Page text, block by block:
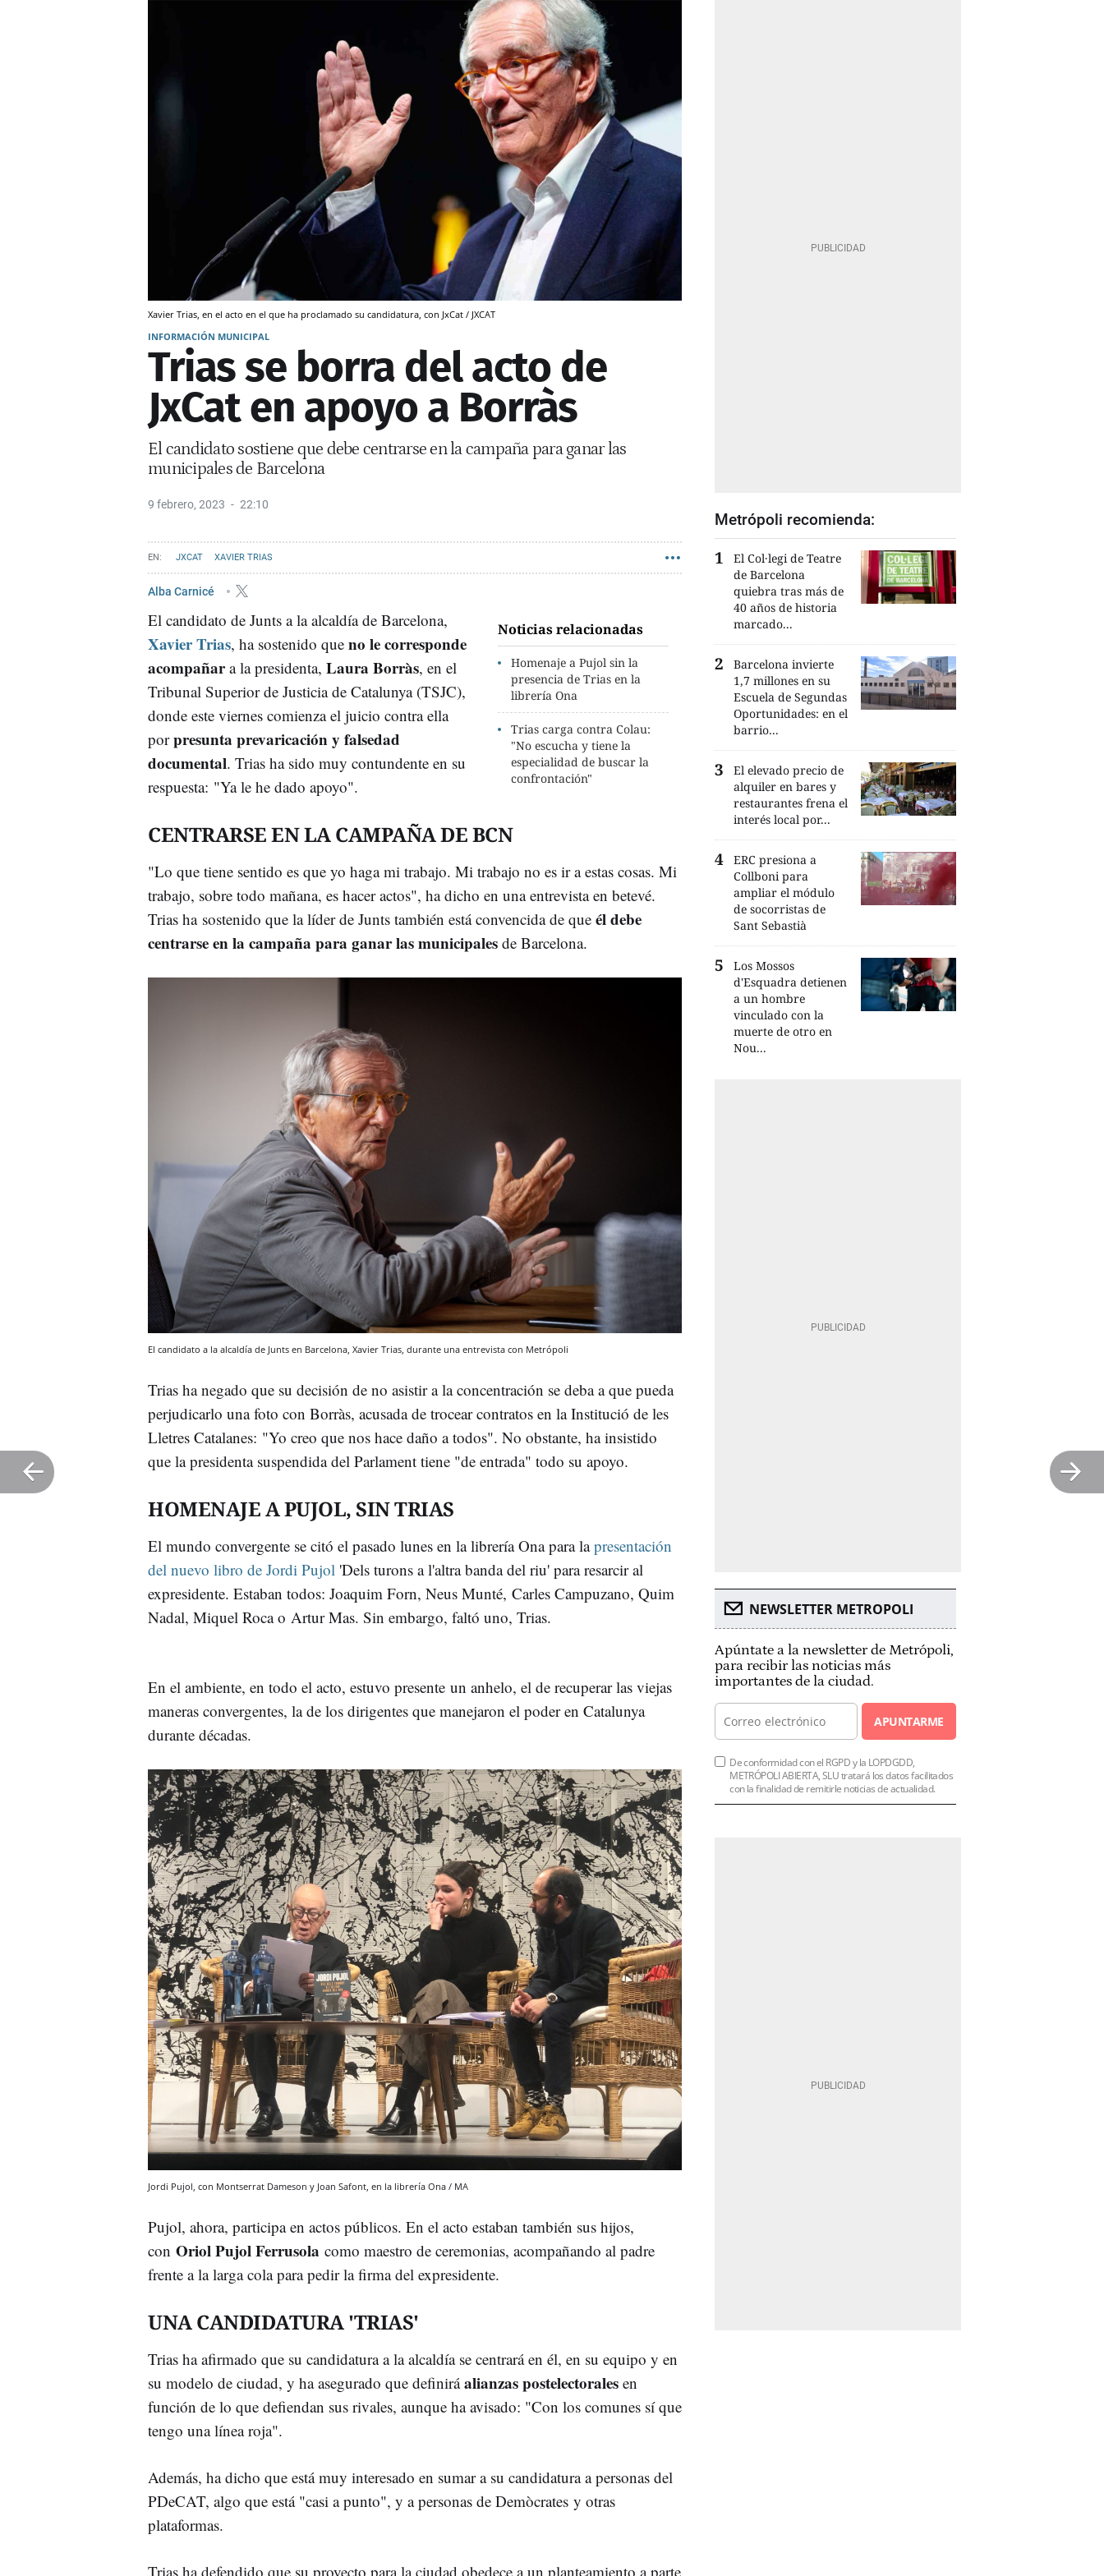
Xavier Trias, en el acto en el que ha proclamado su candidatura, con JxCat / JXCAT
INFORMACIÓN MUNICIPAL
Trias se borra del acto de
JxCat en apoyo a Borràs
El candidato sostiene que debe centrarse en la campaña para ganar las
municipales de Barcelona
9 febrero, 2023 22:10
JXCAT XAVIER TRIAS
Alba Carnicé
Noticias relacionadas
Homenaje a Pujol sin la
presencia de Trias en la
librería Ona
Trias carga contra Colau:
"No escucha y tiene la
especialidad de buscar la
confrontación"
El candidato de Junts a la alcaldía de Barcelona,
Xavier Trias, ha sostenido que no le corresponde
acompañara la presidenta, Laura Borràs, en el
Tribunal Superior de Justicia de Catalunya (TSJC),
donde este viernes comienza el juicio contra ella
porpresunta prevaricación y falsedad
documental. Trias ha sido muy contundente en su
respuesta: "Ya le he dado apoyo".
CENTRARSE EN LA CAMPAÑA DE BCN
"Lo que tiene sentido es que yo haga mi trabajo. Mi trabajo no es ir a estas cosas. Mi
trabajo, sobre todo mañana, es hacer actos", ha dicho en una entrevista en betevé.
Trias ha sostenido que la líder de Junts también está convencida de que él debe
centrarse en la campaña para ganar las municipales de Barcelona.
El candidato a la alcaldía de Junts en Barcelona, Xavier Trias, durante una entrevista con Metrópoli
Trias ha negado que su decisión de no asistir a la concentración se deba a que pueda
perjudicarlo una foto con Borràs, acusada de trocear contratos en la Institució de les
Lletres Catalanes: "Yo creo que nos hace daño a todos". No obstante, ha insistido
que la presidenta suspendida del Parlament tiene "de entrada" todo su apoyo.
HOMENAJE A PUJOL, SIN TRIAS
El mundo convergente se citó el pasado lunes en la librería Ona para lapresentación
del nuevo libro de Jordi Pujol 'Dels turons a l'altra banda del riu' para resarcir al
expresidente. Estaban todos: Joaquim Forn, Neus Munté, Carles Campuzano, Quim
Nadal, Miquel Roca o Artur Mas. Sin embargo, faltó uno, Trias.
En el ambiente, en todo el acto, estuvo presente un anhelo, el de recuperar las viejas
maneras convergentes, la de los dirigentes que manejaron el poder en Catalunya
durante décadas.
Jordi Pujol, con Montserrat Dameson y Joan Safont, en la librería Ona / MA
Pujol, ahora, participa en actos públicos. En el acto estaban también sus hijos,
con Oriol Pujol Ferrusola como maestro de ceremonias, acompañando al padre
frente a la larga cola para pedir la firma del expresidente.
UNA CANDIDATURA 'TRIAS'
Trias ha afirmado que su candidatura a la alcaldía se centrará en él, en su equipo y en
su modelo de ciudad, y ha asegurado que definiráalianzas postelectorales en
función de lo que defiendan sus rivales, aunque ha avisado: "Con los comunes sí que
tengo una línea roja".
Además, ha dicho que está muy interesado en sumar a su candidatura a personas del
PDeCAT, algo que está "casi a punto", y a personas de Demòcrates y otras
plataformas.
Trias ha defendido que su proyecto para la ciudad obedece a un planteamiento a parte
Metrópoli recomienda:
El Col·legi de Teatre
de Barcelona
quiebra tras más de
40 años de historia
marcado...
Barcelona invierte
1,7 millones en su
Escuela de Segundas
Oportunidades: en el
barrio...
El elevado precio de
alquiler en bares y
restaurantes frena el
interés local por...
ERC presiona a
Collboni para
ampliar el módulo
de socorristas de
Sant Sebastià
Los Mossos
d'Esquadra detienen
a un hombre
vinculado con la
muerte de otro en
Nou...
NEWSLETTER METROPOLI
Apúntate a la newsletter de Metrópoli,
para recibir las noticias más
importantes de la ciudad.
APUNTARME
De conformidad con el RGPD y la LOPDGDD,
METRÓPOLI ABIERTA, SLU tratará los datos facilitados
con la finalidad de remitirle noticias de actualidad.